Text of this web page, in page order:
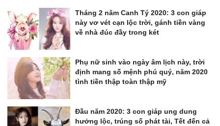
Tháng 2 năm Canh Tý 2020: 3 con giáp
này vơ vét cạn lộc trời, gánh tiền vàng
về nhà đúc đầy trong két
Phụ nữ sinh vào ngày âm lịch này, trời
định mang số mệnh phú quý, năm 2020
tình tiền thập toàn thập mỹ
Đầu năm 2020: 3 con giáp ung dung
hưởng lộc, trúng số phát tài, Tết đến cả